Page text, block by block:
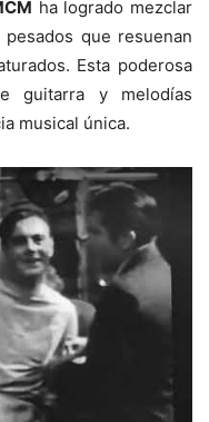
ha logrado mezclar
que resuenan
Esta poderosa
guitarra y melodías
musical única.